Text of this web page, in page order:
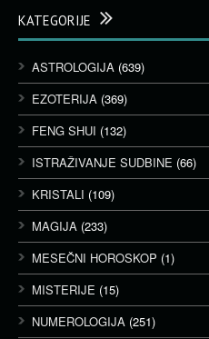
KATEGORIJE
ASTROLOGIJA (639)
EZOTERIJA (369)
FENG SHUI (132)
ISTRAŽIVANJE SUDBINE (66)
KRISTALI (109)
MAGIJA (233)
MESEČNI HOROSKOP (1)
MISTERIJE (15)
NUMEROLOGIJA (251)